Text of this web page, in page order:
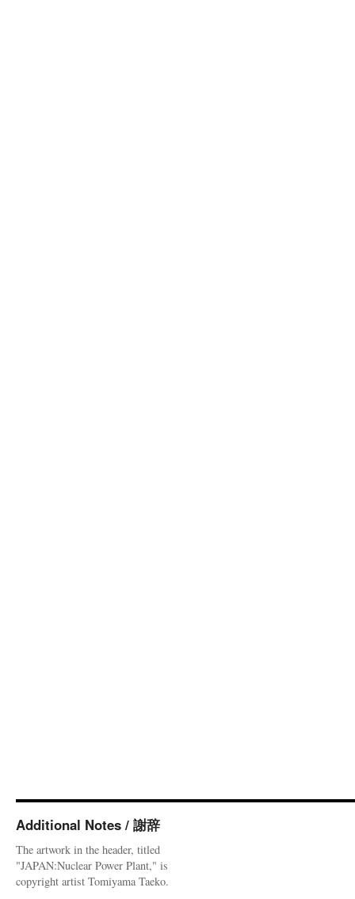
Additional Notes / 謝辞
The artwork in the header, titled
"JAPAN:Nuclear Power Plant," is
copyright artist Tomiyama Taeko.